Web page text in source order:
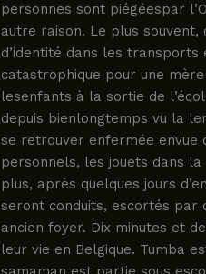
personnes sont piégéespar
autre raison. Le plus souvent,
d’identité dans les transports
catastrophique pour une
lesenfants à la sortie de
depuis bienlongtemps vu la
se retrouver enfermée envue
personnels, les jouets dans
plus, après quelques jours
seront conduits, escortés par
ancien foyer. Dix minutes et
leur vie en Belgique. Tumba